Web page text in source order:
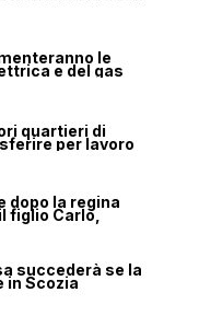
le
e del gas
quartieri di
per lavoro
dopo la regina
figlio Carlo,
succederà se la
in Scozia